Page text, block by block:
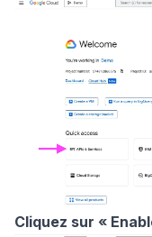
Cliquez sur «